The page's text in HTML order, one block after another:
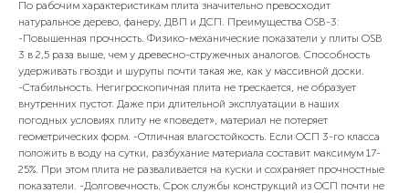
По рабочим характеристикам плита значительно превосходит
натуральное дерево, фанеру, ДВП и ДСП. Преимущества OSB-3:
-Повышенная прочность. Физико-механические показатели у плиты OSB
3 в 2,5 раза выше, чем у древесно-стружечных аналогов. Способность
удерживать гвозди и шурупы почти такая же, как у массивной доски.
-Стабильность. Негигроскопичная плита не трескается, не образует
внутренних пустот. Даже при длительной эксплуатации в наших
погодных условиях плиту не «поведет», материал не потеряет
геометрических форм. -Отличная влагостойкость. Если ОСП 3-го класса
положить в воду на сутки, разбухание материала составит максимум 17-
25%. При этом плита не разваливается на куски и сохраняет прочностные
показатели. -Долговечность. Срок службы конструкций из ОСП почти не